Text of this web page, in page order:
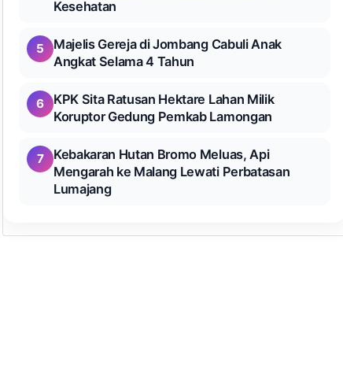
Kesehatan
5
Majelis Gereja di Jombang Cabuli Anak
Angkat Selama 4 Tahun
6
KPK Sita Ratusan Hektare Lahan Milik
Koruptor Gedung Pemkab Lamongan
7
Kebakaran Hutan Bromo Meluas, Api
Mengarah ke Malang Lewati Perbatasan
Lumajang